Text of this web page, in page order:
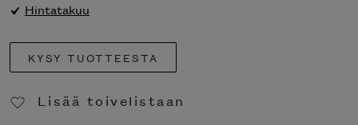
Hintatakuu
KYSY TUOTTEESTA
Lisää toivelistaan